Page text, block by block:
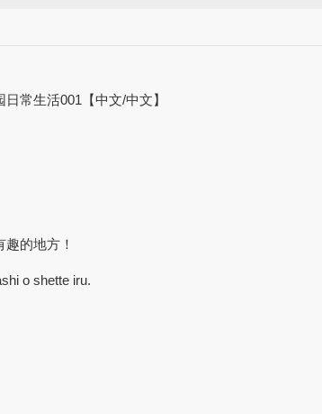
常生活001【中文/中文】
的地方！
o shette iru.